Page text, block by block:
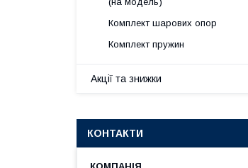
Комплект шарових опор
Комплект пружин
Акції та знижки
КОНТАКТИ